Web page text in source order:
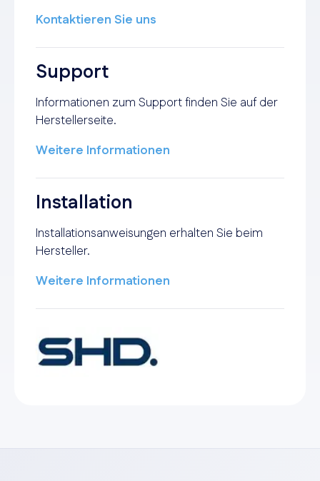
Kontaktieren Sie uns
Support
Informationen zum Support finden Sie auf der
Herstellerseite.
Weitere Informationen
Installation
Installationsanweisungen erhalten Sie beim
Hersteller.
Weitere Informationen